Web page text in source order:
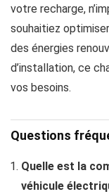
votre recharge,
souhaitiez
des énergies
d’installation, ce
vos besoins.
Questions
Quelle est la
véhicule